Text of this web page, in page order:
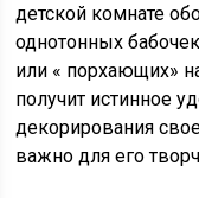
детской комнате
однотонных
или « порхающих»
получит истинное
декорирования
важно для его